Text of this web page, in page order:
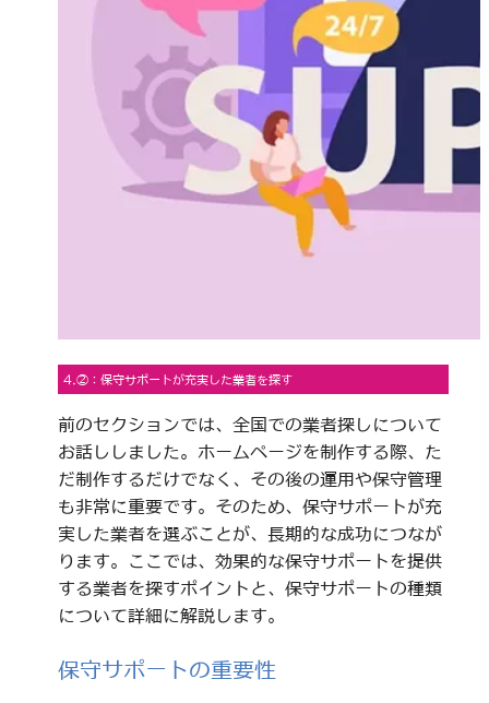
4.②：保守サポートが充実した業者を探す
前のセクションでは、全国での業者探しについて
お話ししました。ホームページを制作する際、た
だ制作するだけでなく、その後の運用や保守管理
も非常に重要です。そのため、保守サポートが充
実した業者を選ぶことが、長期的な成功につなが
ります。ここでは、効果的な保守サポートを提供
する業者を探すポイントと、保守サポートの種類
について詳細に解説します。
保守サポートの重要性